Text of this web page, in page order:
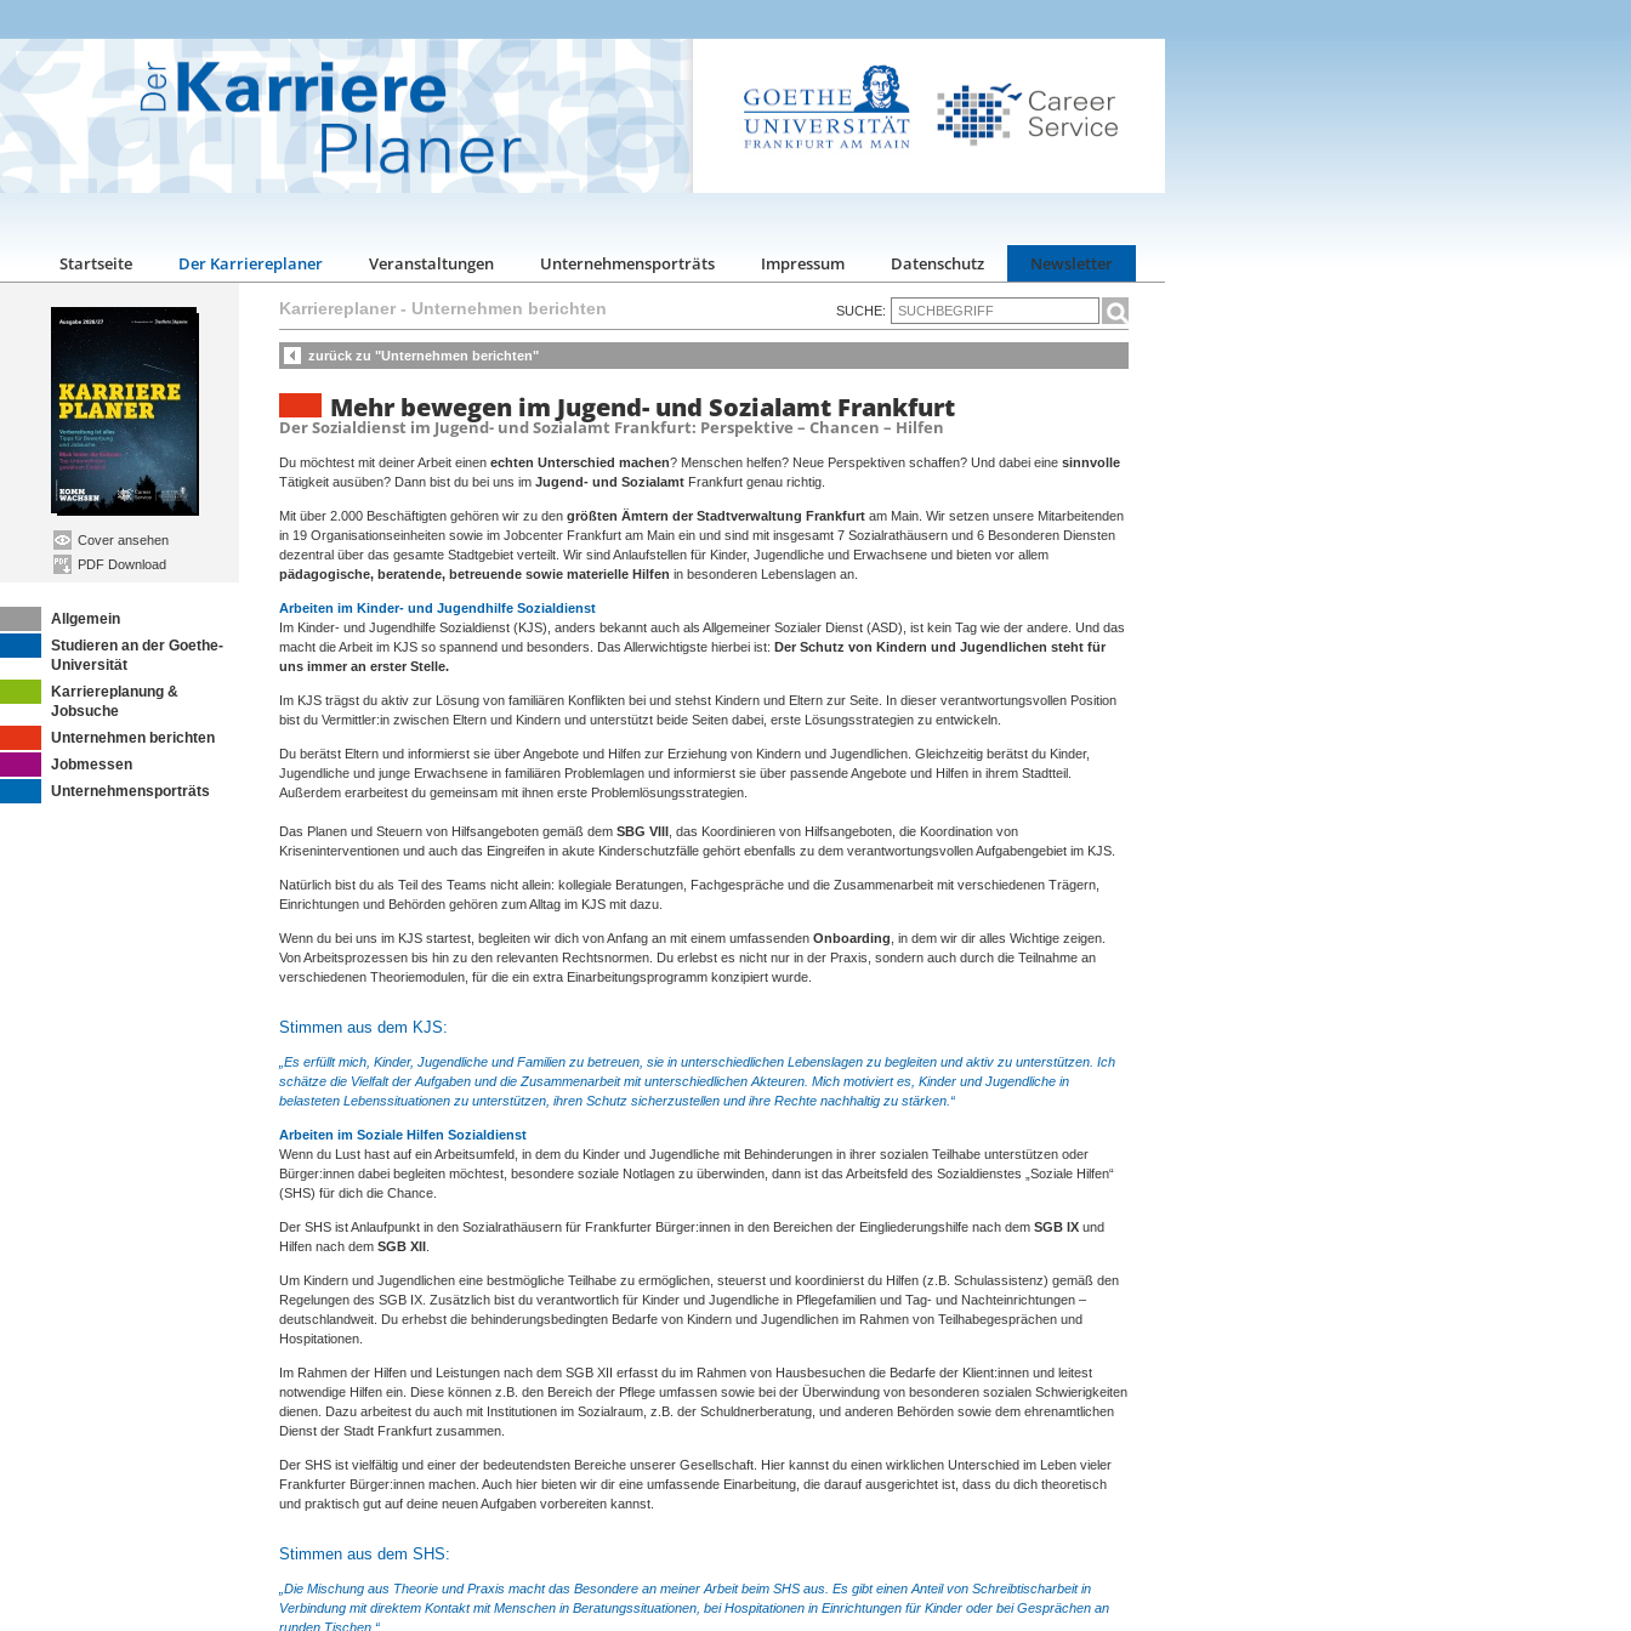
Startseite Der Karriereplaner Veranstaltungen Unternehmensporträts Impressum Datenschutz Newsletter
Cover ansehen
PDF Download
Allgemein
Studieren an der Goethe-
Universität
Karriereplanung &
Jobsuche
Unternehmen berichten
Jobmessen
Unternehmensporträts
SUCHE:
Karriereplaner - Unternehmen berichten
zurück zu "Unternehmen berichten"
Mehr bewegen im Jugend- und Sozialamt Frankfurt
Der Sozialdienst im Jugend- und Sozialamt Frankfurt: Perspektive – Chancen – Hilfen
Du möchtest mit deiner Arbeit einen echten Unterschied machen? Menschen helfen? Neue Perspektiven schaffen? Und dabei eine sinnvolle
Tätigkeit ausüben? Dann bist du bei uns im Jugend- und Sozialamt Frankfurt genau richtig.
Mit über 2.000 Beschäftigten gehören wir zu den größten Ämtern der Stadtverwaltung Frankfurt am Main. Wir setzen unsere Mitarbeitenden
in 19 Organisationseinheiten sowie im Jobcenter Frankfurt am Main ein und sind mit insgesamt 7 Sozialrathäusern und 6 Besonderen Diensten
dezentral über das gesamte Stadtgebiet verteilt. Wir sind Anlaufstellen für Kinder, Jugendliche und Erwachsene und bieten vor allem
pädagogische, beratende, betreuende sowie materielle Hilfen in besonderen Lebenslagen an.
Arbeiten im Kinder- und Jugendhilfe Sozialdienst
Im Kinder- und Jugendhilfe Sozialdienst (KJS), anders bekannt auch als Allgemeiner Sozialer Dienst (ASD), ist kein Tag wie der andere. Und das
macht die Arbeit im KJS so spannend und besonders. Das Allerwichtigste hierbei ist: Der Schutz von Kindern und Jugendlichen steht für
uns immer an erster Stelle.
Im KJS trägst du aktiv zur Lösung von familiären Konflikten bei und stehst Kindern und Eltern zur Seite. In dieser verantwortungsvollen Position
bist du Vermittler:in zwischen Eltern und Kindern und unterstützt beide Seiten dabei, erste Lösungsstrategien zu entwickeln.
Du berätst Eltern und informierst sie über Angebote und Hilfen zur Erziehung von Kindern und Jugendlichen. Gleichzeitig berätst du Kinder,
Jugendliche und junge Erwachsene in familiären Problemlagen und informierst sie über passende Angebote und Hilfen in ihrem Stadtteil.
Außerdem erarbeitest du gemeinsam mit ihnen erste Problemlösungsstrategien.
Das Planen und Steuern von Hilfsangeboten gemäß dem SBG VIII , das Koordinieren von Hilfsangeboten, die Koordination von
Kriseninterventionen und auch das Eingreifen in akute Kinderschutzfälle gehört ebenfalls zu dem verantwortungsvollen Aufgabengebiet im KJS.
Natürlich bist du als Teil des Teams nicht allein: kollegiale Beratungen, Fachgespräche und die Zusammenarbeit mit verschiedenen Trägern,
Einrichtungen und Behörden gehören zum Alltag im KJS mit dazu.
Wenn du bei uns im KJS startest, begleiten wir dich von Anfang an mit einem umfassenden Onboarding , in dem wir dir alles Wichtige zeigen.
Von Arbeitsprozessen bis hin zu den relevanten Rechtsnormen. Du erlebst es nicht nur in der Praxis, sondern auch durch die Teilnahme an
verschiedenen Theoriemodulen, für die ein extra Einarbeitungsprogramm konzipiert wurde.
Stimmen aus dem KJS:
„Es erfüllt mich, Kinder, Jugendliche und Familien zu betreuen, sie in unterschiedlichen Lebenslagen zu begleiten und aktiv zu unterstützen. Ich
schätze die Vielfalt der Aufgaben und die Zusammenarbeit mit unterschiedlichen Akteuren. Mich motiviert es, Kinder und Jugendliche in
belasteten Lebenssituationen zu unterstützen, ihren Schutz sicherzustellen und ihre Rechte nachhaltig zu stärken.“
Arbeiten im Soziale Hilfen Sozialdienst
Wenn du Lust hast auf ein Arbeitsumfeld, in dem du Kinder und Jugendliche mit Behinderungen in ihrer sozialen Teilhabe unterstützen oder
Bürger:innen dabei begleiten möchtest, besondere soziale Notlagen zu überwinden, dann ist das Arbeitsfeld des Sozialdienstes „Soziale Hilfen“
(SHS) für dich die Chance.
Der SHS ist Anlaufpunkt in den Sozialrathäusern für Frankfurter Bürger:innen in den Bereichen der Eingliederungshilfe nach dem SGB IX und
Hilfen nach dem SGB XII
Um Kindern und Jugendlichen eine bestmögliche Teilhabe zu ermöglichen, steuerst und koordinierst du Hilfen (z.B. Schulassistenz) gemäß den
Regelungen des SGB IX. Zusätzlich bist du verantwortlich für Kinder und Jugendliche in Pflegefamilien und Tag- und Nachteinrichtungen –
deutschlandweit. Du erhebst die behinderungsbedingten Bedarfe von Kindern und Jugendlichen im Rahmen von Teilhabegesprächen und
Hospitationen.
Im Rahmen der Hilfen und Leistungen nach dem SGB XII erfasst du im Rahmen von Hausbesuchen die Bedarfe der Klient:innen und leitest
notwendige Hilfen ein. Diese können z.B. den Bereich der Pflege umfassen sowie bei der Überwindung von besonderen sozialen Schwierigkeiten
dienen. Dazu arbeitest du auch mit Institutionen im Sozialraum, z.B. der Schuldnerberatung, und anderen Behörden sowie dem ehrenamtlichen
Dienst der Stadt Frankfurt zusammen.
Der SHS ist vielfältig und einer der bedeutendsten Bereiche unserer Gesellschaft. Hier kannst du einen wirklichen Unterschied im Leben vieler
Frankfurter Bürger:innen machen. Auch hier bieten wir dir eine umfassende Einarbeitung, die darauf ausgerichtet ist, dass du dich theoretisch
und praktisch gut auf deine neuen Aufgaben vorbereiten kannst.
Stimmen aus dem SHS:
„Die Mischung aus Theorie und Praxis macht das Besondere an meiner Arbeit beim SHS aus. Es gibt einen Anteil von Schreibtischarbeit in
Verbindung mit direktem Kontakt mit Menschen in Beratungssituationen, bei Hospitationen in Einrichtungen für Kinder oder bei Gesprächen an
runden Tischen.“